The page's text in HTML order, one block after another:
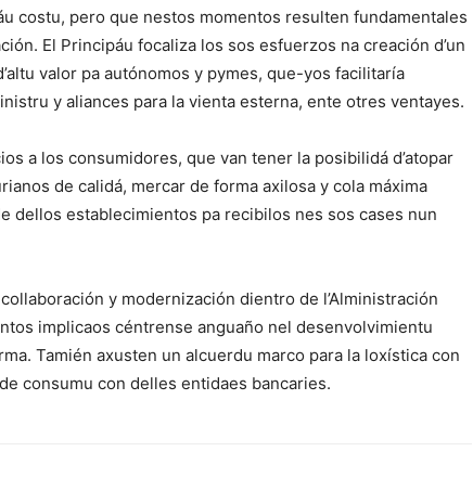
costu, pero que nestos momentos resulten fundamentales
El Principáu focaliza los sos esfuerzos na creación d’un
valor pa autónomos y pymes, que-yos facilitaría
y aliances para la vienta esterna, ente otres ventayes.
a los consumidores, que van tener la posibilidá d’atopar
de calidá, mercar de forma axilosa y cola máxima
dellos establecimientos pa recibilos nes sos cases nun
y modernización dientro de l’Alministración
implicaos céntrense anguaño nel desenvolvimientu
Tamién axusten un alcuerdu marco para la loxística con
consumu con delles entidaes bancaries.